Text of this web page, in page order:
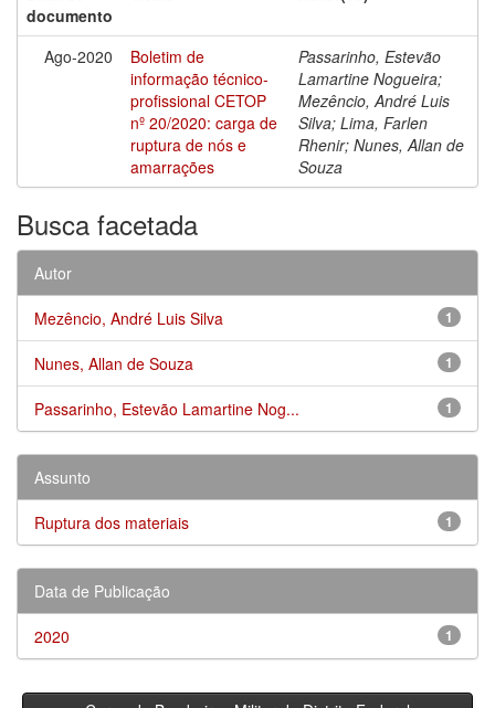
documento
Ago-2020
Boletim de
informação técnico-
profissional CETOP
nº 20/2020: carga de
ruptura de nós e
amarrações
Passarinho, Estevão
Lamartine Nogueira;
Mezêncio, André Luis
Silva; Lima, Farlen
Rhenir; Nunes, Allan de
Souza
Busca facetada
Autor
1
Mezêncio, André Luis Silva
1
Nunes, Allan de Souza
1
Passarinho, Estevão Lamartine Nog...
Assunto
1
Ruptura dos materiais
Data de Publicação
1
2020